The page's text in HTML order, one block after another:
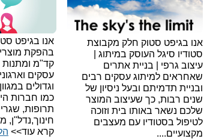
אנו בגיפט סטוק חלק מקבוצת
סטודיו סיגל העוסק במיתוג |
עיצוב גרפי | בניית אתרים
שאחראים למיתוג עסקים רבים
ובניית תדמיתם ובעל ניסיון של
שנים רבות, כך שעיצוב המוצר
שלכם נשאר באותו בית וזוכה
לטיפול בסטודיו עם מעצבים
מקצועיים....
אנו בגיפט
בהפקת
קד"מ ומתנות
עסקים
וגדולים
כמו חברות
תרופות,
חינוך,נדל"ן,
קרא עוד>>